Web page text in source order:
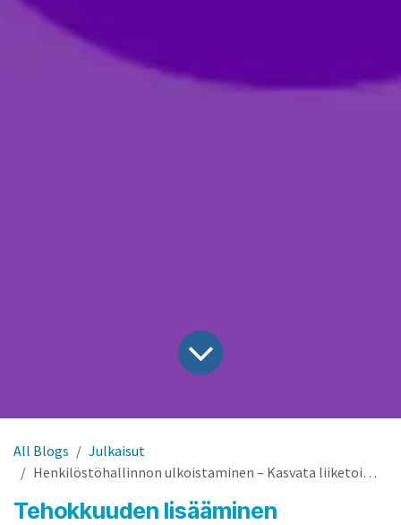
All Blogs
Julkaisut
Henkilöstöhallinnon ulkoistaminen – Kasvata liiketoimintaasi
Tehokkuuden lisääminen